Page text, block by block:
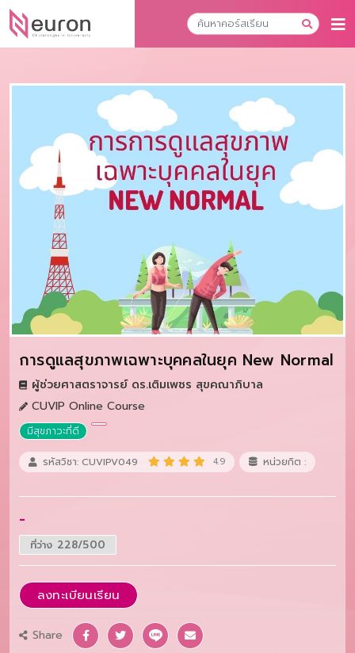
การดูแลสุขภาพเฉพาะบุคคลในยุค New Normal
ผู้ช่วยศาสตราจารย์ ดร.เติมเพชร สุขคณาภิบาล
CUVIP Online Course
มีสุขภาวะที่ดี
รหัสวิชา: CUVIPV049 4.9 หน่วยกิต :
-
ที่ว่าง 228/500
ลงทะเบียนเรียน
Share